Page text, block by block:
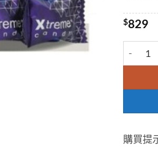
$829
購買提